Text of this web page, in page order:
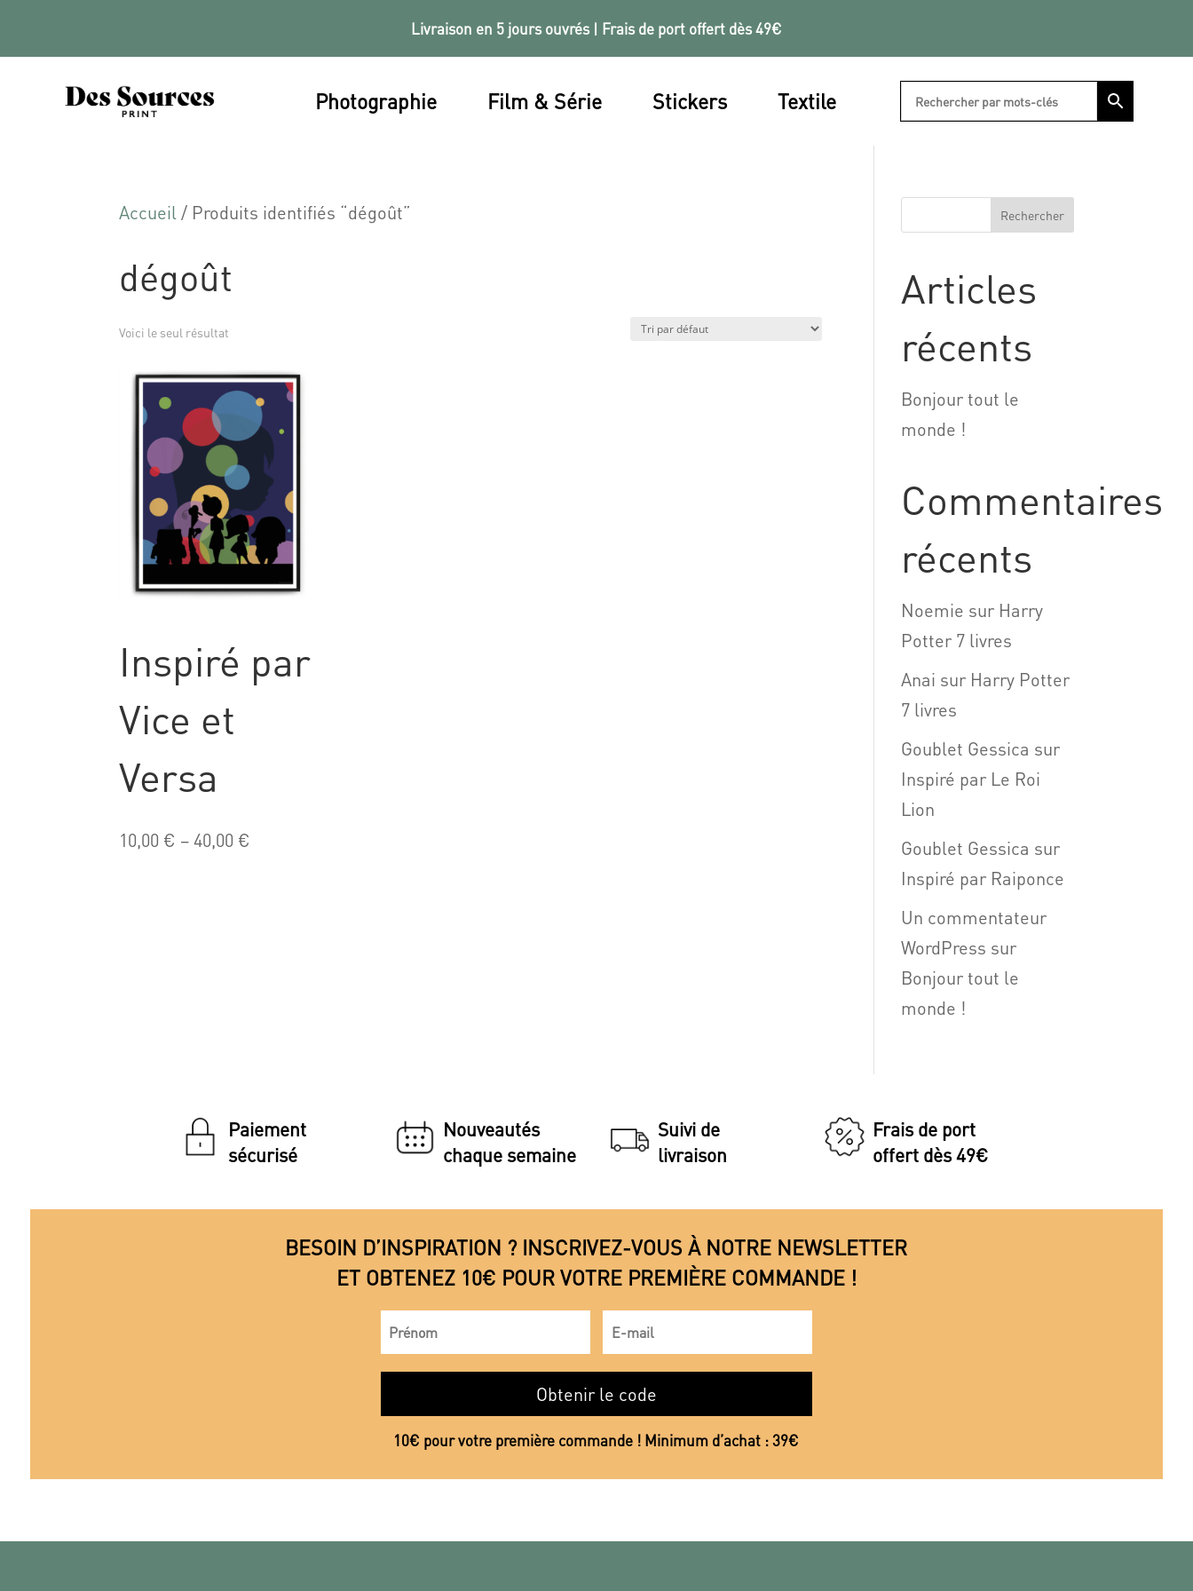
Livraison en 5 jours ouvrés | Frais de port offert dès 49€
Photographie Film & Série Stickers Textile
Accueil / Produits identifiés “dégoût”
dégoût
Voici le seul résultat
Inspiré par
Vice et
Versa
10,00 € –40,00 €
Rechercher
Articles
récents
Bonjour tout le
monde !
Commentaires
récents
Noemie sur Harry
Potter 7 livres
Anai sur Harry Potter
7 livres
Goublet Gessica sur
Inspiré par Le Roi
Lion
Goublet Gessica sur
Inspiré par Raiponce
Un commentateur
WordPress sur
Bonjour tout le
monde !
Paiement
sécurisé
Nouveautés
chaque semaine
Suivi de
livraison
Frais de port
offert dès 49€
BESOIN D’INSPIRATION ? INSCRIVEZ-VOUS À NOTRE NEWSLETTER
ET OBTENEZ 10€ POUR VOTRE PREMIÈRE COMMANDE !
Obtenir le code
10€ pour votre première commande ! Minimum d’achat : 39€